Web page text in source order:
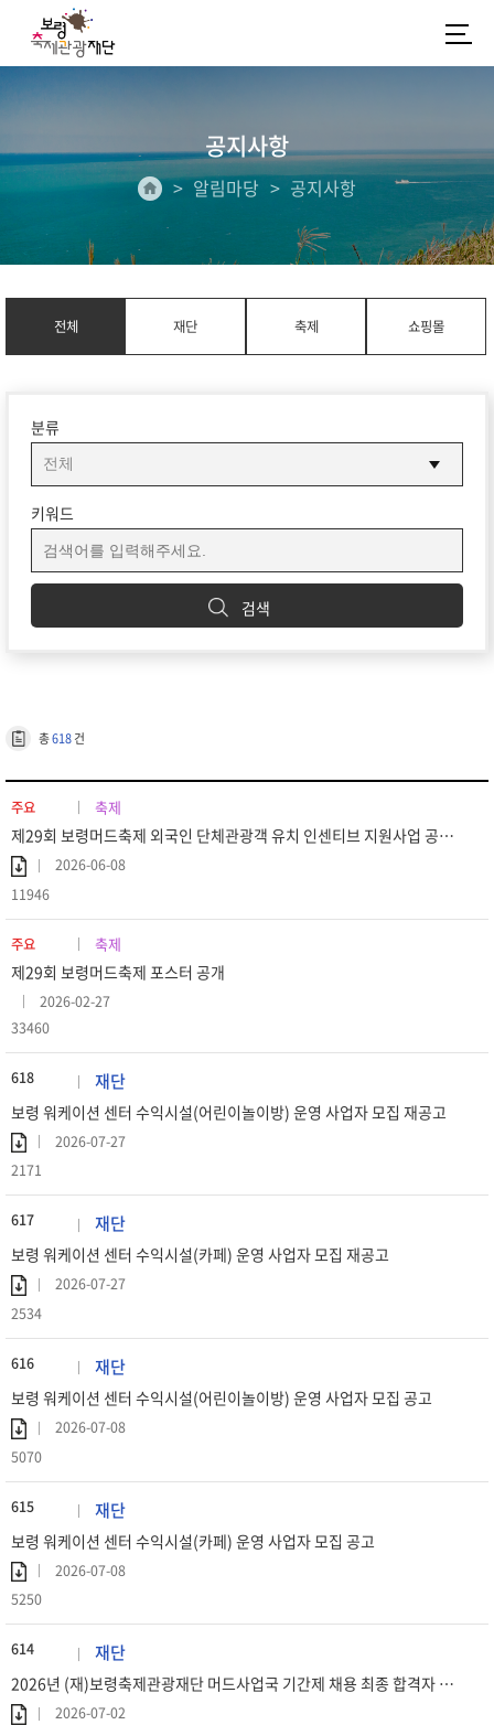
공지사항
알림마당 공지사항
전체 재단 축제 쇼핑몰
분류
키워드
검색
총618건
주요 축제
제29회 보령머드축제 외국인 단체관광객 유치 인센티브 지원사업 공고 (재공고)
2026-06-08
11946
주요 축제
제29회 보령머드축제 포스터 공개
2026-02-27
33460
618 재단
보령 워케이션 센터 수익시설(어린이놀이방) 운영 사업자 모집 재공고
2026-07-27
2171
617 재단
보령 워케이션 센터 수익시설(카페) 운영 사업자 모집 재공고
2026-07-27
2534
616 재단
보령 워케이션 센터 수익시설(어린이놀이방) 운영 사업자 모집 공고
2026-07-08
5070
615 재단
보령 워케이션 센터 수익시설(카페) 운영 사업자 모집 공고
2026-07-08
5250
614 재단
2026년 (재)보령축제관광재단 머드사업국 기간제 채용 최종 합격자 공고
2026-07-02